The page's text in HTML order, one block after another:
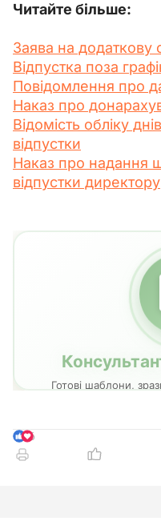
Читайте більше:
Заява на додаткову
Відпустка поза
Повідомлення про
Наказ про
Відомість обліку
відпустки
Наказ про надання
відпустки директору
6